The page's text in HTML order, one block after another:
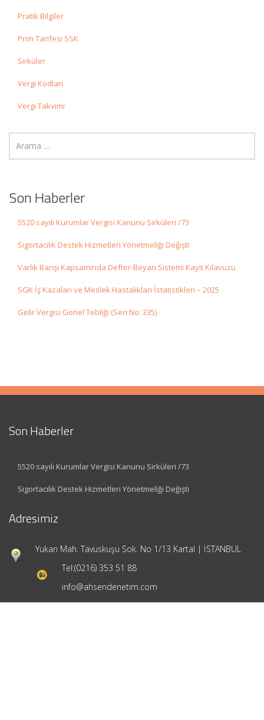
Pratik Bilgiler
Prim Tarifesi SSK
Sirküler
Vergi Kodları
Vergi Takvimi
Son Haberler
5520 sayılı Kurumlar Vergisi Kanunu Sirküleri /73
Sigortacılık Destek Hizmetleri Yönetmeliği Değişti
Varlık Barışı Kapsamında Defter-Beyan Sistemi Kayıt Kılavuzu
SGK İş Kazaları ve Meslek Hastalıkları İstatistikleri – 2025
Gelir Vergisi Genel Tebliği (Seri No: 335)
Son Haberler
5520 sayılı Kurumlar Vergisi Kanunu Sirküleri /73
Sigortacılık Destek Hizmetleri Yönetmeliği Değişti
Adresimiz
Yukarı Mah. Tavuskuşu Sok. No 1/13 Kartal | İSTANBUL
Tel:(0216) 353 51 88
info@ahsendenetim.com